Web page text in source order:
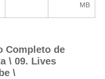
MB
Completo de
\ 09. Lives
\